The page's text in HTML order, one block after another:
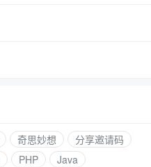
奇思妙想
分享邀请码
PHP
Java